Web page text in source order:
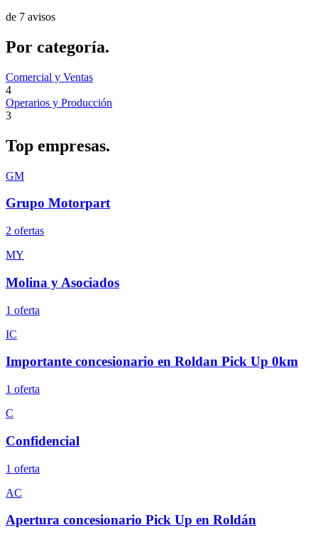
de 7 avisos
Por categoría.
Comercial y Ventas
4
Operarios y Producción
3
Top empresas.
GM
Grupo Motorpart
2 ofertas
MY
Molina y Asociados
1 oferta
IC
Importante concesionario en Roldan Pick Up 0km
1 oferta
C
Confidencial
1 oferta
AC
Apertura concesionario Pick Up en Roldán